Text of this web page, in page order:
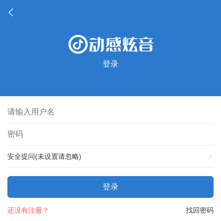
登录
安全提问(未设置请忽略)
登录
找回密码
还没有注册？